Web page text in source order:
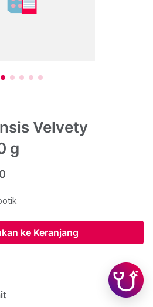
Velvety
g
ke Keranjang